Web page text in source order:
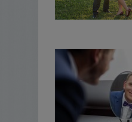
gdzie odbędą się
i wesele. Wtapiam się
przeszkadzać. Nie
w kościele. Staram
świadkami by
Państwa w ten